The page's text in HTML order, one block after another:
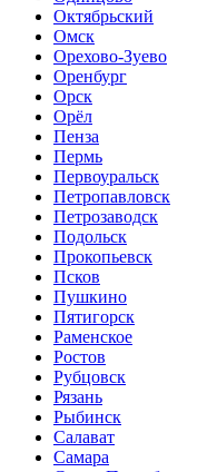
Октябрьский
Омск
Орехово-Зуево
Оренбург
Орск
Орёл
Пенза
Пермь
Первоуральск
Петропавловск
Петрозаводск
Подольск
Прокопьевск
Псков
Пушкино
Пятигорск
Раменское
Ростов
Рубцовск
Рязань
Рыбинск
Салават
Самара